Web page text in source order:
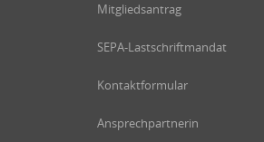
Mitgliedsantrag
SEPA-Lastschriftmandat
Kontaktformular
Ansprechpartnerin